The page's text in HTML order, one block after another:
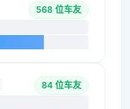
568 位车友
84 位车友